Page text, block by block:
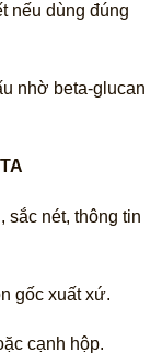
nếu dùng đúng
nhờ beta-glucan
sắc nét, thông tin
gốc xuất xứ.
cạnh hộp.